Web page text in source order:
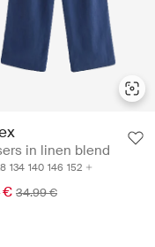
in linen blend
134 140 146 152
€ 34.99 €